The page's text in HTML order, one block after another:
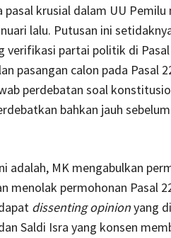
pasal krusial dalam UU
lalu. Putusan ini
verifikasi partai politik di
pasangan calon pada Pasal
perdebatan soal
bahkan jauh
adalah, MK mengabulkan
menolak permohonan Pasal
dissenting opinionyang
Saldi Isra yang konsen